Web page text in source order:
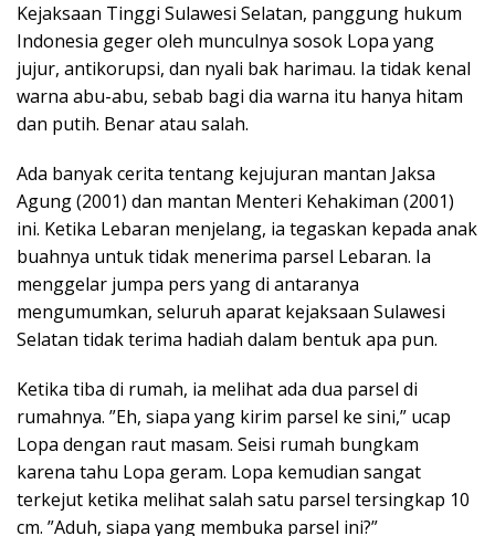
Kejaksaan Tinggi Sulawesi Selatan, panggung hukum
Indonesia geger oleh munculnya sosok Lopa yang
jujur, antikorupsi, dan nyali bak harimau. Ia tidak kenal
warna abu-abu, sebab bagi dia warna itu hanya hitam
dan putih. Benar atau salah.
Ada banyak cerita tentang kejujuran mantan Jaksa
Agung (2001) dan mantan Menteri Kehakiman (2001)
ini. Ketika Lebaran menjelang, ia tegaskan kepada anak
buahnya untuk tidak menerima parsel Lebaran. Ia
menggelar jumpa pers yang di antaranya
mengumumkan, seluruh aparat kejaksaan Sulawesi
Selatan tidak terima hadiah dalam bentuk apa pun.
Ketika tiba di rumah, ia melihat ada dua parsel di
rumahnya. ”Eh, siapa yang kirim parsel ke sini,” ucap
Lopa dengan raut masam. Seisi rumah bungkam
karena tahu Lopa geram. Lopa kemudian sangat
terkejut ketika melihat salah satu parsel tersingkap 10
cm. ”Aduh, siapa yang membuka parsel ini?”